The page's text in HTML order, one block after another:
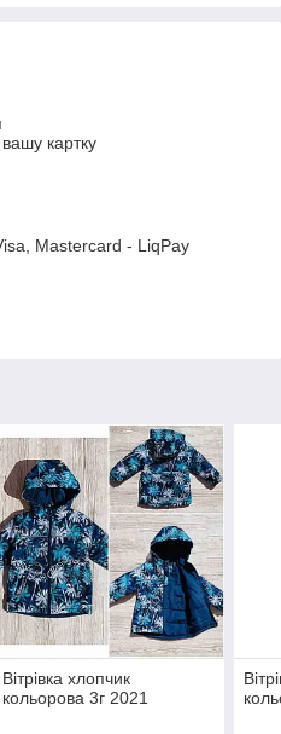
картку
Mastercard - LiqPay
Вітрівка хлопчик
кольорова 3г 2021